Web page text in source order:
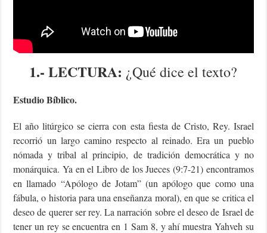
1.- LECTURA: ¿Qué dice el texto?
Estudio Bíblico.
El año litúrgico se cierra con esta fiesta de Cristo, Rey. Israel
recorrió un largo camino respecto al reinado. Era un pueblo
nómada y tribal al principio, de tradición democrática y no
monárquica. Ya en el Libro de los Jueces (9:7-21) encontramos
en llamado “Apólogo de Jotam” (un apólogo que como una
fábula, o historia para una enseñanza moral), en que se critica el
deseo de querer ser rey. La narración sobre el deseo de Israel de
tener un rey se encuentra en 1 Sam 8, y ahí muestra Yahveh su